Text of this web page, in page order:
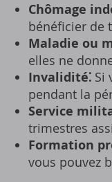
Chômage
bénéficier de
Maladie ou
elles ne
Invalidité⁚ Si
pendant la
Service
trimestres
Formation
vous pouvez